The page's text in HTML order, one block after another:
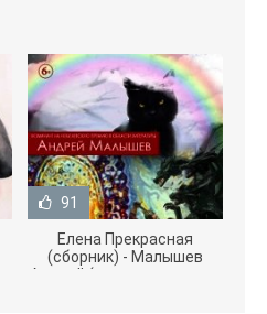
91
Елена Прекрасная
(сборник) - Малышев
Андрей (книги полностью